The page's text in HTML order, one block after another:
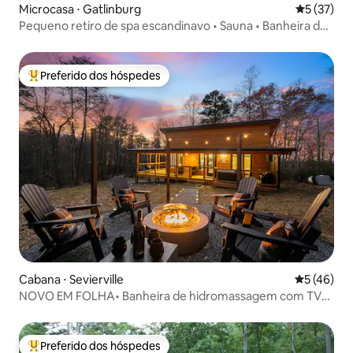
Microcasa ⋅ Gatlinburg 5 de uma
5 (37)
Pequeno retiro de spa escandinavo • Sauna • Banheira de
Entre os melhores preferidos dos hóspedes
Preferido dos hóspedes
Cabana ⋅ Sevierville 5 de uma
5 (46)
NOVO EM FOLHA• Banheira de hidromassagem com TV•
Preferido dos hóspedes